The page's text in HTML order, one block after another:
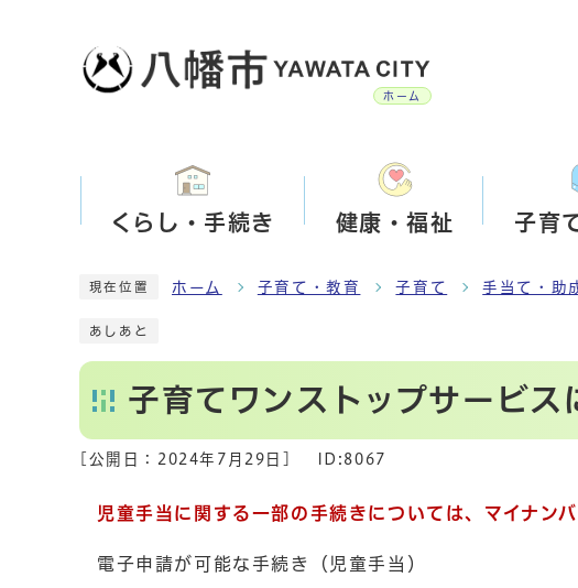
ホーム
くらし・手続き 健康・福祉 子育
現在位置 ホーム 子育て・教育 子育て 手当て・助
あしあと
子育てワンストップサービス
[公開日： 2024年7月29日 ID:8067
児童手当に関する一部の手続きについては、マイナン
電子申請が可能な手続き（児童手当）